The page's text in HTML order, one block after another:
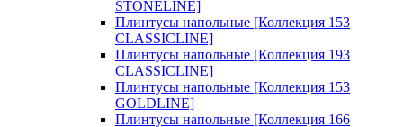
STONELINE]
Плинтусы напольные [Коллекция 153
CLASSICLINE]
Плинтусы напольные [Коллекция 193
CLASSICLINE]
Плинтусы напольные [Коллекция 153
GOLDLINE]
Плинтусы напольные [Коллекция 166